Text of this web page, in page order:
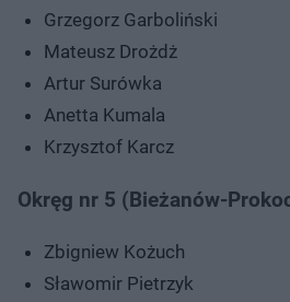
Grzegorz Garboliński
Mateusz Drożdż
Artur Surówka
Anetta Kumala
Krzysztof Karcz
Okręg nr 5 (Bieżanów-
Zbigniew Kożuch
Sławomir Pietrzyk